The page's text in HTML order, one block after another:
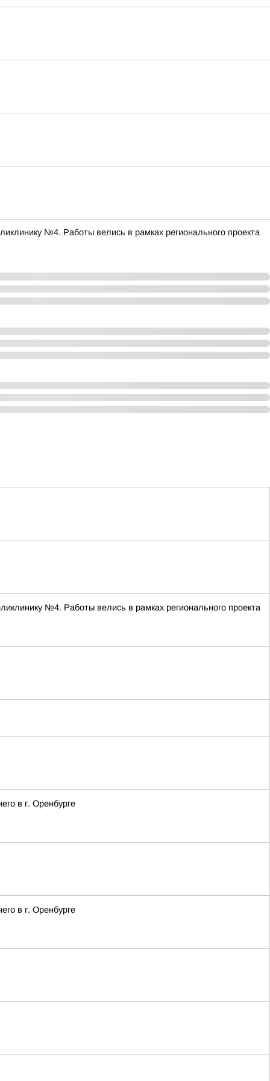
№4. Работы велись в рамках регионального проекта
№4. Работы велись в рамках регионального проекта
в г. Оренбурге
в г. Оренбурге